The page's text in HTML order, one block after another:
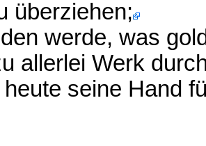
überziehen;
werde, was
allerlei Werk
seine Hand